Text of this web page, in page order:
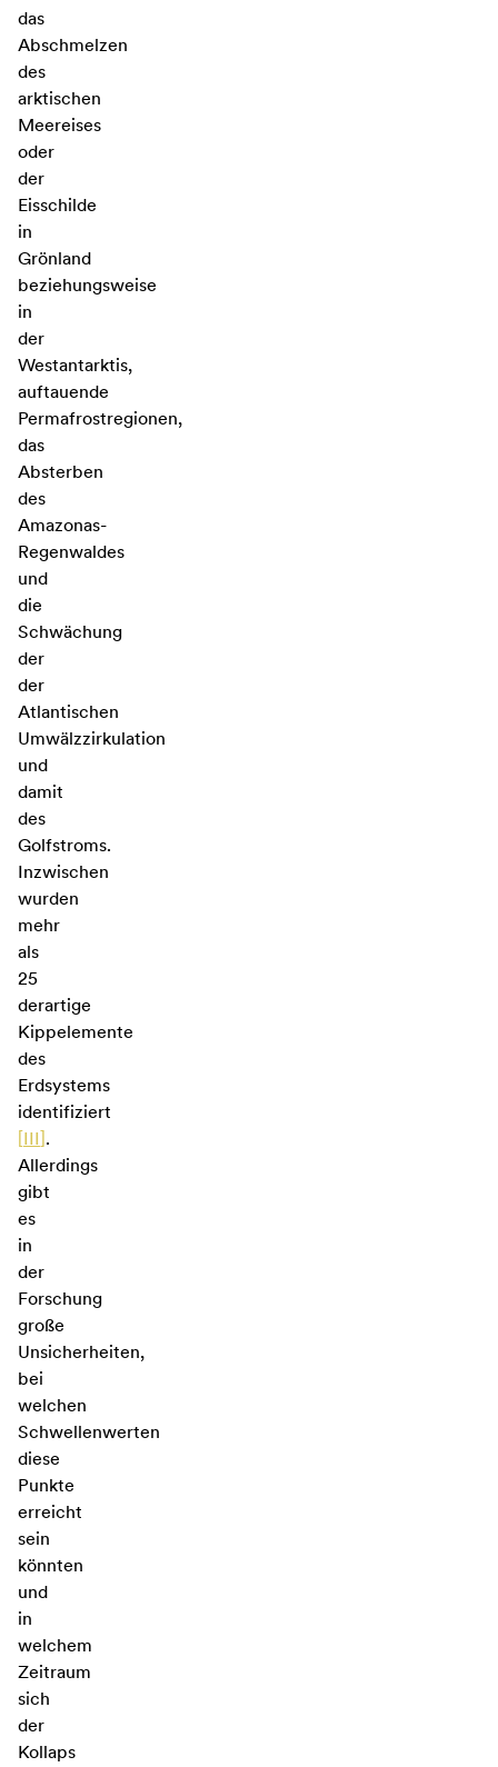
das
Abschmelzen
des
arktischen
Meereises
oder
der
Eisschilde
in
Grönland
beziehungsweise
in
der
Westantarktis,
auftauende
Permafrostregionen,
das
Absterben
des
Amazonas-
Regenwaldes
und
die
Schwächung
der
der
Atlantischen
Umwälzzirkulation
und
damit
des
Golfstroms.
Inzwischen
wurden
mehr
als
25
derartige
Kippelemente
des
Erdsystems
identifiziert
[III].
Allerdings
gibt
es
in
der
Forschung
große
Unsicherheiten,
bei
welchen
Schwellenwerten
diese
Punkte
erreicht
sein
könnten
und
in
welchem
Zeitraum
sich
der
Kollaps